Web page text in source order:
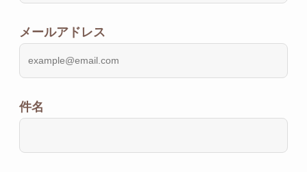
メールアドレス
件名